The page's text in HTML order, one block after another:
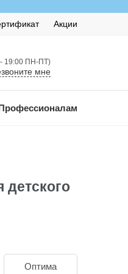
Акции
19:00 ПН-ПТ)
мне
Оптима